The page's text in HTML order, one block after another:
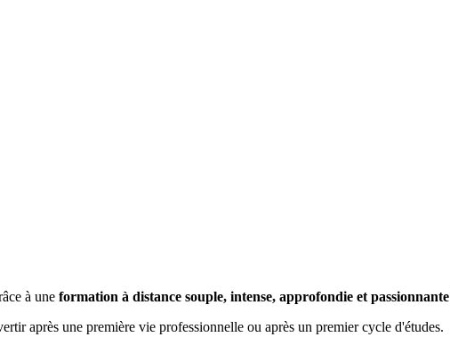
à une formation à distance souple, intense, approfondie et passionnante
après une première vie professionnelle ou après un premier cycle d'études.